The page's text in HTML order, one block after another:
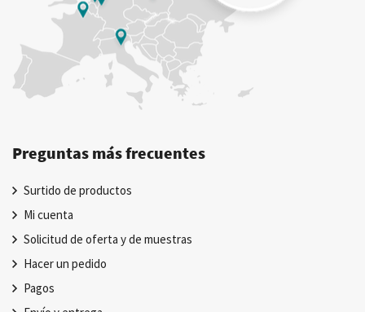
Preguntas más frecuentes
Surtido de productos
Mi cuenta
Solicitud de oferta y de muestras
Hacer un pedido
Pagos